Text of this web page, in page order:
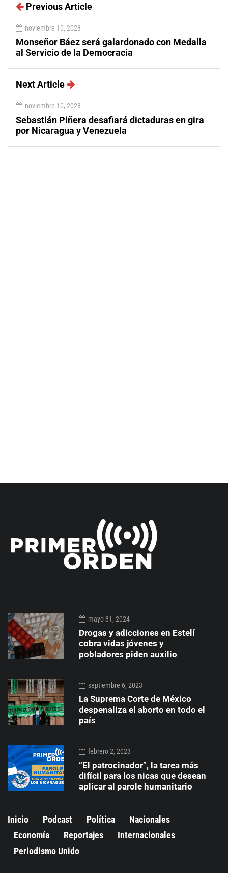
Previous Article
noviembre 10, 2023
Monseñor Báez será galardonado con Medalla
al Servicio de la Democracia
Next Article
noviembre 10, 2023
Sebastián Piñera desafiará dictaduras en gira
por Nicaragua y Venezuela
mayo 31, 2024
Drogas y adicciones en Estelí
cobra vidas jóvenes y
pobladores piden auxilio
septiembre 6, 2023
La Suprema Corte de México
despenaliza el aborto en todo el
país
febrero 2, 2023
“El patrocinador”, la tarea más
difícil para los nicas que desean
aplicar al parole humanitario
Inicio Podcast Política
Nacionales
Economía
Reportajes
Internacionales
Periodismo Unido